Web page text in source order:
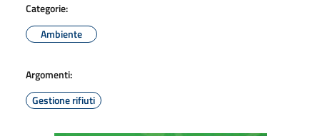
Categorie:
Ambiente
Argomenti:
Gestione rifiuti